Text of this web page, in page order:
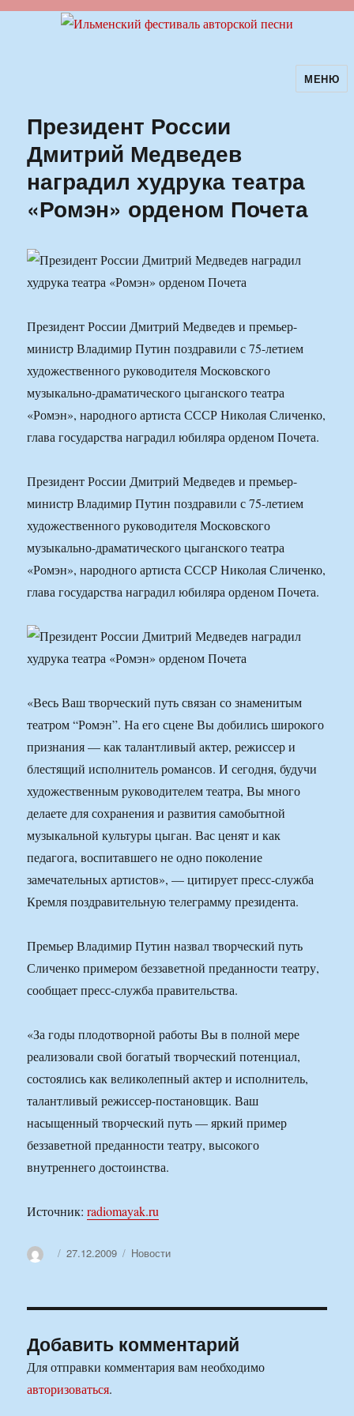
Ильменский фестиваль авторскойМЕНЮ
Президент России
Дмитрий Медведев
наградил худрука театра
«Ромэн» орденом Почета
Президент России Дмитрий Медведев и премьер-
министр Владимир Путин поздравили с 75-летием
художественного руководителя Московского
музыкально-драматического цыганского театра
«Ромэн», народного артиста СССР Николая Сличенко,
глава государства наградил юбиляра орденом Почета.
Президент России Дмитрий Медведев и премьер-
министр Владимир Путин поздравили с 75-летием
художественного руководителя Московского
музыкально-драматического цыганского театра
«Ромэн», народного артиста СССР Николая Сличенко,
глава государства наградил юбиляра орденом Почета.
«Весь Ваш творческий путь связан со знаменитым
театром “Ромэн”. На его сцене Вы добились широкого
признания — как талантливый актер, режиссер и
блестящий исполнитель романсов. И сегодня, будучи
художественным руководителем театра, Вы много
делаете для сохранения и развития самобытной
музыкальной культуры цыган. Вас ценят и как
педагога, воспитавшего не одно поколение
замечательных артистов», — цитирует пресс-служба
Кремля поздравительную телеграмму президента.
Премьер Владимир Путин назвал творческий путь
Сличенко примером беззаветной преданности театру,
сообщает пресс-служба правительства.
«За годы плодотворной работы Вы в полной мере
реализовали свой богатый творческий потенциал,
состоялись как великолепный актер и исполнитель,
талантливый режиссер-постановщик. Ваш
насыщенный творческий путь — яркий пример
беззаветной преданности театру, высокого
внутреннего достоинства.
Источник:radiomayak.ru
АвторОпубликовано
27.12.2009 Рубрики
Новости
Добавить комментарий
Для отправки комментария вам необходимо
авторизоваться.